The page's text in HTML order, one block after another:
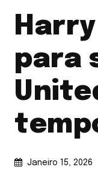
para
Janeiro 15, 2026